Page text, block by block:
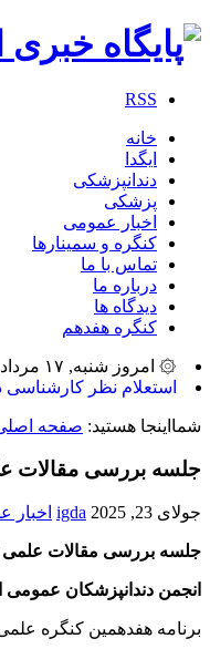
RSS
خانه
ایگدا
دندانپزشکی
پزشکی
اخبار عمومی
کنگره و سمینارها
تماس با ما
درباره ما
دیدگاه ها
کنگره هفدهم
۞ امروز شنبه, ۱۷ مرداد , ۱۴۰۵ ساعت ۰۲:۵۸:۳۰
بیشترین تعدا_
شمااینجا هستید: صفحه
جلسه بررسی مقالات
جولای 23, 2025 igda اخبار
جلسه بررسی مقالات علمی
انجمن دندانپزشکان عمومی
برنامه هفدهمین کنگره